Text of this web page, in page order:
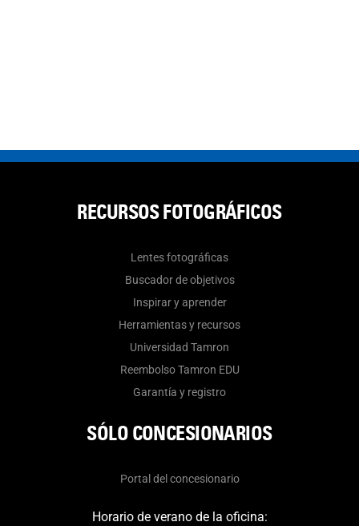
RECURSOS FOTOGRÁFICOS
Lentes fotográficas
Buscador de objetivos
Inspirar y aprender
Herramientas y recursos
Universidad Tamron
Reembolso Tamron EDU
Garantía y registro
SÓLO CONCESIONARIOS
Portal del concesionario
Horario de verano de la oficina: